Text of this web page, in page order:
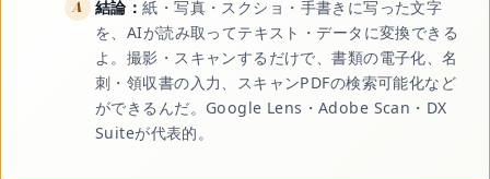
結論：紙・写真・スクショ・手書きに写った文字
を、AIが読み取ってテキスト・データに変換できる
よ。撮影・スキャンするだけで、書類の電子化、名
刺・領収書の入力、スキャンPDFの検索可能化など
ができるんだ。Google Lens・Adobe Scan・DX
Suiteが代表的。